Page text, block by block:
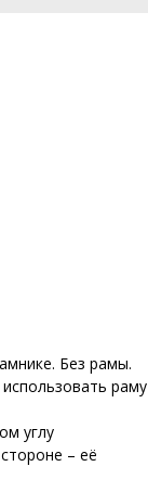
Без рамы.
раму
углу
– её